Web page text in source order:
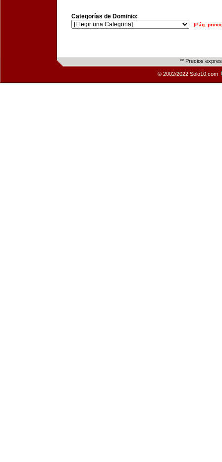
Categorías de Dominio:
[Pág.
** Precios
© 2002/2022 Solo10.com